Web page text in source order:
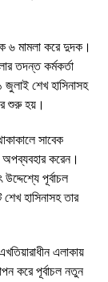
৬ মামলা করে দুদক।
তদন্ত কর্মকর্তা
শেখ হাসিনাসহ
শুরু হয়।
সাবেক
অপব্যবহার করেন।
পূর্বাচল
হাসিনাসহ তার
এলাকায়
করে পূর্বাচল নতুন